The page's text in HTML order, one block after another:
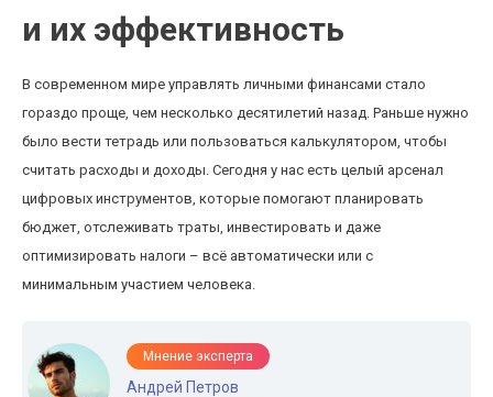
и их эффективность
В современном мире управлять личными финансами стало
гораздо проще, чем несколько десятилетий назад. Раньше нужно
было вести тетрадь или пользоваться калькулятором, чтобы
считать расходы и доходы. Сегодня у нас есть целый арсенал
цифровых инструментов, которые помогают планировать
бюджет, отслеживать траты, инвестировать и даже
оптимизировать налоги – всё автоматически или с
минимальным участием человека.
Мнение эксперта
Андрей Петров